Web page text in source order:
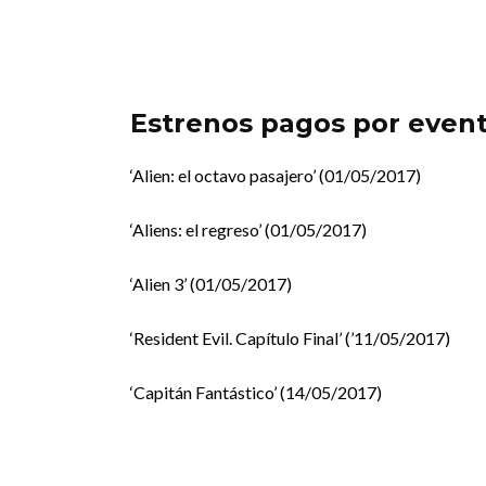
Estrenos pagos por
‘Alien: el octavo pasajero’ (01/05/2017)
‘Aliens: el regreso’ (01/05/2017)
‘Alien 3’ (01/05/2017)
‘Resident Evil. Capítulo Final’ (’11/05/2017)
‘Capitán Fantástico’ (14/05/2017)